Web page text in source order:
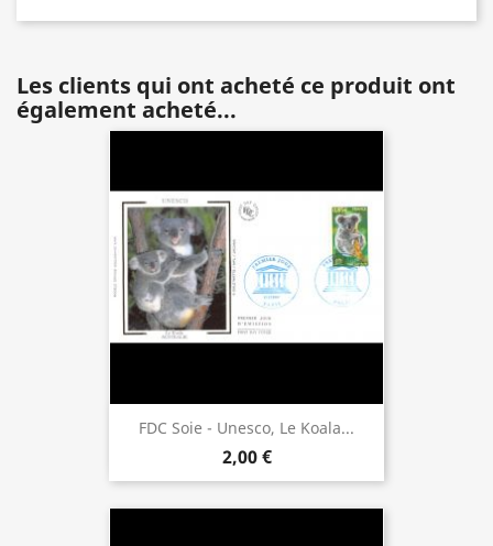
Les clients qui ont acheté ce produit ont
également acheté...
FDC Soie - Unesco, Le Koala...
2,00 €